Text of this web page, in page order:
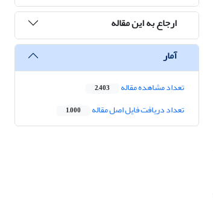
ارجاع به این مقاله
آمار
تعداد مشاهده مقاله 2,403
تعداد دریافت فایل اصل مقاله 1,000